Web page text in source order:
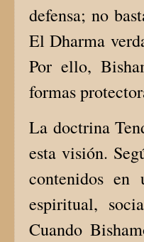
defensa; no
El Dharma
Por ello,
formas
La doctrina
esta visión.
contenidos en
espiritual,
Cuando